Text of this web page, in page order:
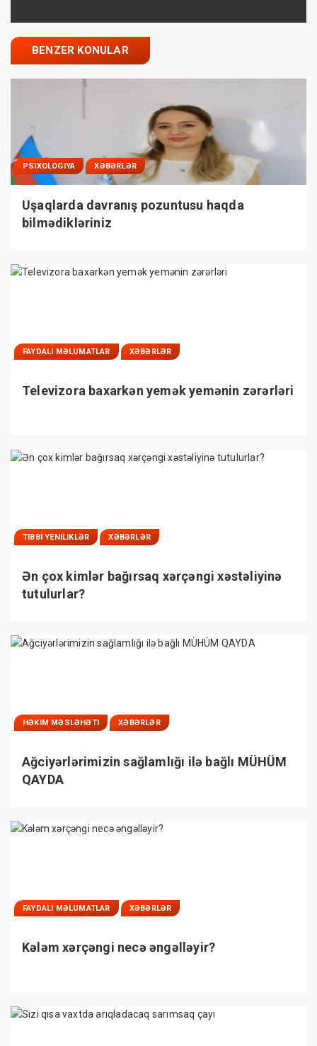
BENZER KONULAR
PSIXOLOGIYA XƏBƏRLƏR
Uşaqlarda davranış pozuntusu haqda
bilmədikləriniz
FAYDALI MƏLUMATLAR XƏBƏRLƏR
Televizora baxarkən yemək yemənin zərərləri
TIBBI YENILIKLƏR XƏBƏRLƏR
Ən çox kimlər bağırsaq xərçəngi xəstəliyinə
tutulurlar?
HƏKIM MƏSLƏHƏTI XƏBƏRLƏR
Ağciyərlərimizin sağlamlığı ilə bağlı MÜHÜM
QAYDA
FAYDALI MƏLUMATLAR XƏBƏRLƏR
Kələm xərçəngi necə əngəlləyir?